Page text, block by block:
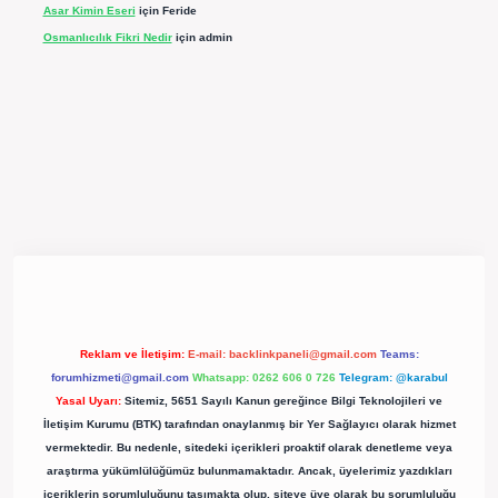
Asar Kimin Eseri için Feride
Osmanlıcılık Fikri Nediriçin admin
Reklam ve İletişim: E-mail: backlinkpaneli@gmail.com Teams:
forumhizmeti@gmail.com Whatsapp: 0262 606 0 726 Telegram: @karabul
Yasal Uyarı: Sitemiz, 5651 Sayılı Kanun gereğince Bilgi Teknolojileri ve
İletişim Kurumu (BTK) tarafından onaylanmış bir Yer Sağlayıcı olarak hizmet
vermektedir. Bu nedenle, sitedeki içerikleri proaktif olarak denetleme veya
araştırma yükümlülüğümüz bulunmamaktadır. Ancak, üyelerimiz yazdıkları
içeriklerin sorumluluğunu taşımakta olup, siteye üye olarak bu sorumluluğu